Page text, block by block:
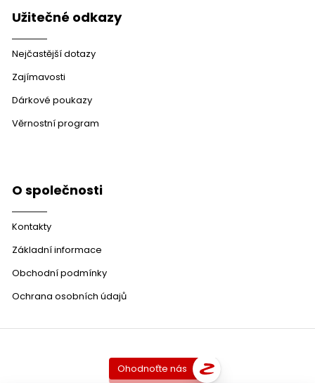
Užitečné odkazy
Nejčastější dotazy
Zajímavosti
Dárkové poukazy
Věrnostní program
O společnosti
Kontakty
Základní informace
Obchodní podmínky
Ochrana osobních údajů
Ohodnoťte nás